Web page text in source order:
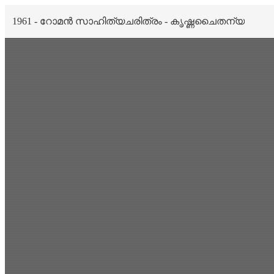
1961 - റോമൻ സാഹിത്യചരിത്രം - കൃഷ്ണചൈതന്യ